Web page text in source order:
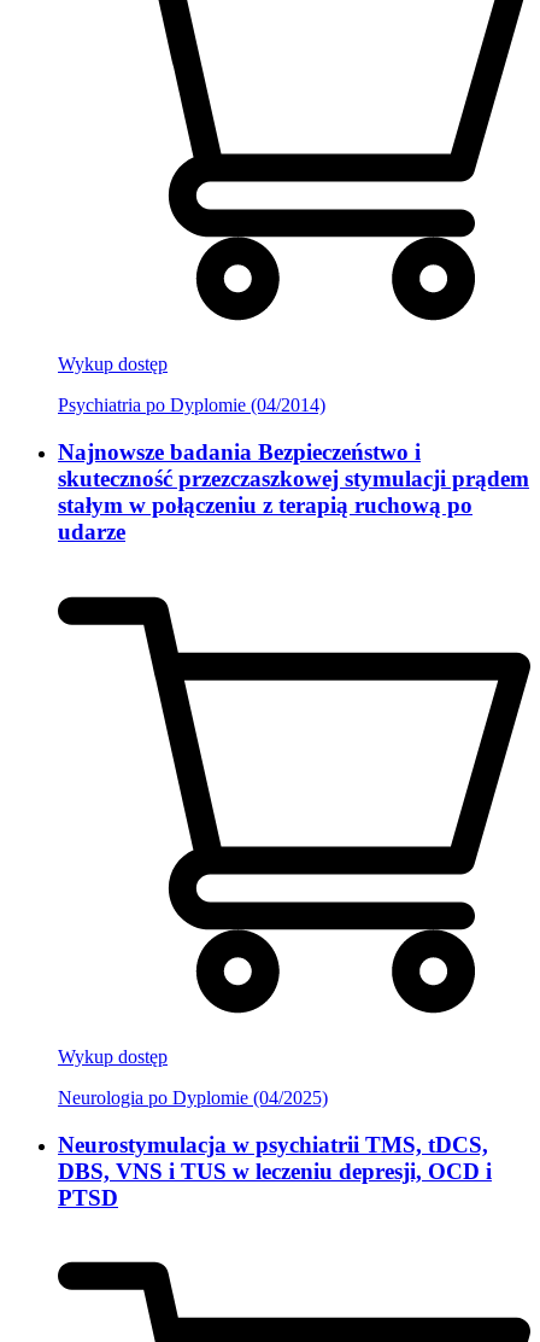
Wykup dostęp
Psychiatria po Dyplomie (04/2014)
Najnowsze badania Bezpieczeństwo i
skuteczność przezczaszkowej stymulacji prądem
stałym w połączeniu z terapią ruchową po
udarze
Wykup dostęp
Neurologia po Dyplomie (04/2025)
Neurostymulacja w psychiatrii TMS, tDCS,
DBS, VNS i TUS w leczeniu depresji, OCD i
PTSD